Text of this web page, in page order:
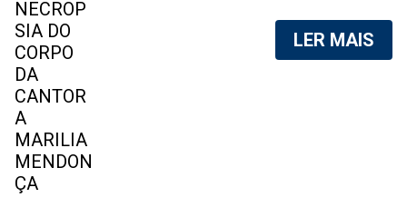
foram vazadas na internet. A
divulgação de fotos do corpo de
LER MAIS